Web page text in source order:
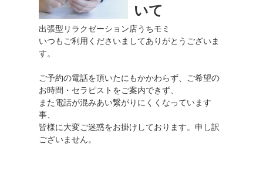
いて
出張型リラクゼーション店うちモミ
いつもご利用くださいましてありがとうございま
す。
ご予約の電話を頂いたにもかかわらず、ご希望の
お時間・セラピストをご案内できず、
また電話が混みあい繋がりにくくなっています
事、
皆様に大変ご迷惑をお掛けしております。申し訳
ございません。